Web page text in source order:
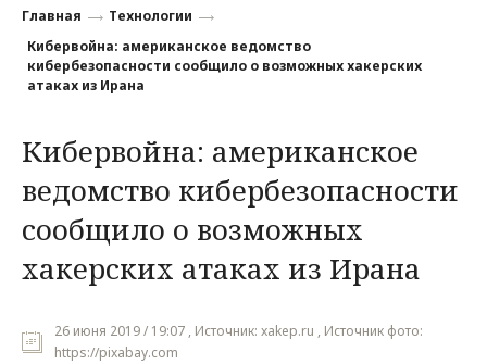
Финансы
Технологии
Культура
Общество
Происшествия
Главная
Технологии
Кибервойна: американское ведомство
кибербезопасности сообщило о возможных хакерских
атаках из Ирана
Кибервойна: американское
ведомство кибербезопасности
сообщило о возможных
хакерских атаках из Ирана
26 июня 2019 / 19:07 , Источник: xakep.ru , Источник фото:
https://pixabay.com